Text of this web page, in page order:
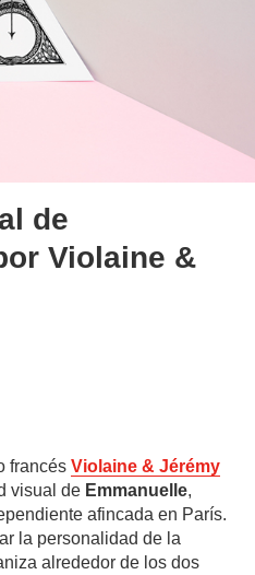
de
Violaine &
francésViolaine & Jérémy
visual de Emmanuelle,
afincada en París.
la personalidad de la
alrededor de los dos